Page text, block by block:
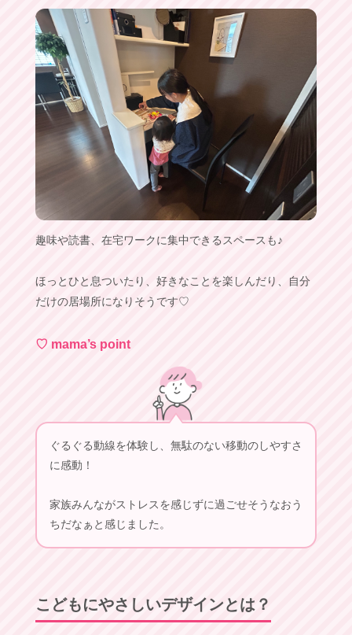
趣味や読書、在宅ワークに集中できるスペースも♪
ほっとひと息ついたり、好きなことを楽しんだり、自分
だけの居場所になりそうです♡
♡ mama’s point
ぐるぐる動線を体験し、無駄のない移動のしやすさ
に感動！
家族みんながストレスを感じずに過ごせそうなおう
ちだなぁと感じました。
こどもにやさしいデザインとは？